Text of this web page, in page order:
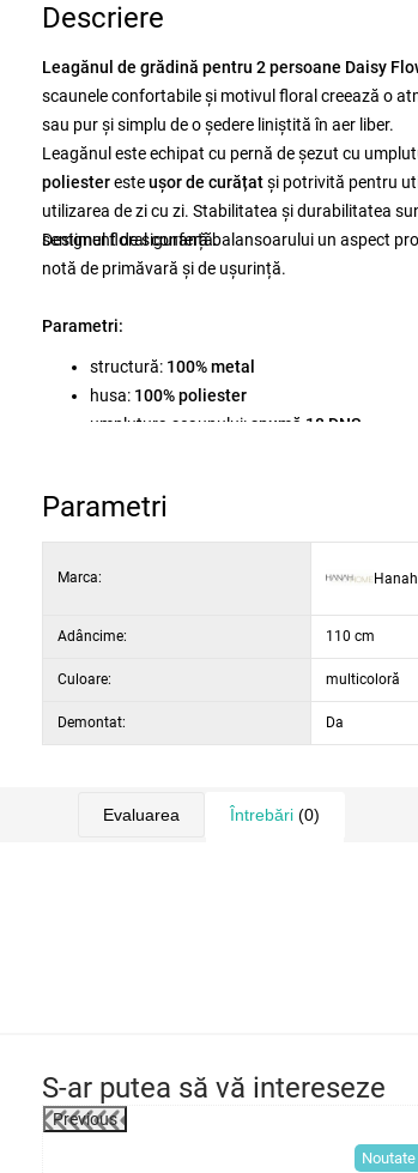
Descriere
Leagănul de grădină pentru 2 persoane Daisy
scaunele confortabile și motivul floral creează o
sau pur și simplu de o ședere liniștită în aer liber.
Leagănul este echipat cu pernă de șezut cu
poliesteresteușor de curățatși potrivită pentru
utilizarea de zi cu zi. Stabilitatea și durabilitatea
sentiment de siguranță.
Designul floral conferă balansoarului un aspect
notă de primăvară și de ușurință.
Parametri:
structură: 100% metal
husa: 100% poliester
umplutura scaunului: spumă 18 DNS
dimensiuni fotoliu:
dimensiuni totale:lățime 110 cm, înălțime
lățime 200 cm, înălțime
Parametri
Marca:
Adâncime: 110 cm
Culoare: multicoloră
Demontat: Da
Evaluarea Întrebări (0)
S-ar putea să vă intereseze
Previous
Noutate